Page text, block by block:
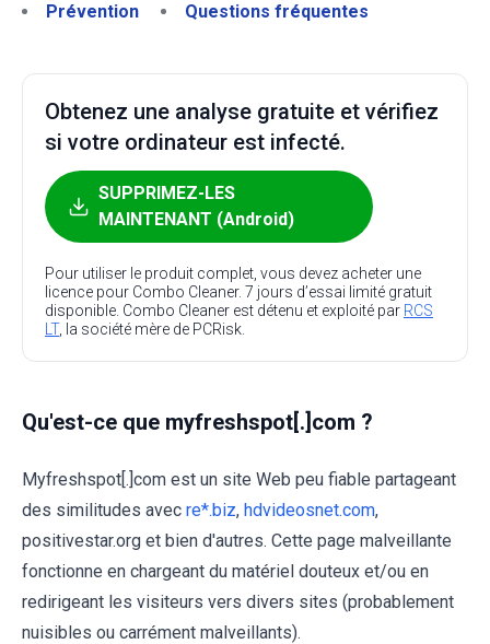
Prévention
Questions fréquentes
Obtenez une analyse gratuite et vérifiez
si votre ordinateur est infecté.
SUPPRIMEZ-LES
MAINTENANT (Android)
Pour utiliser le produit complet, vous devez acheter une
licence pour Combo Cleaner. 7 jours d’essai limité gratuit
disponible. Combo Cleaner est détenu et exploité par RCS
LT, la société mère de PCRisk.
Qu'est-ce que myfreshspot[.]com ?
Myfreshspot[.]com est un site Web peu fiable partageant
des similitudes avec re*.biz, hdvideosnet.com,
positivestar.org et bien d'autres. Cette page malveillante
fonctionne en chargeant du matériel douteux et/ou en
redirigeant les visiteurs vers divers sites (probablement
nuisibles ou carrément malveillants).